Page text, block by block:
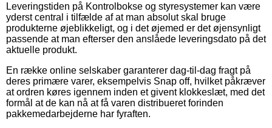
Leveringstiden på Kontrolbokse og styresystemer kan være
yderst central i tilfælde af at man absolut skal bruge
produkterne øjeblikkeligt, og i det øjemed er det øjensynligt
passende at man efterser den anslåede leveringsdato på det
aktuelle produkt.
En række online selskaber garanterer dag-til-dag fragt på
deres primære varer, eksempelvis Snap off, hvilket påkræver
at ordren køres igennem inden et givent klokkeslæt, med det
formål at de kan nå at få varen distribueret forinden
pakkemedarbejderne har fyraften.